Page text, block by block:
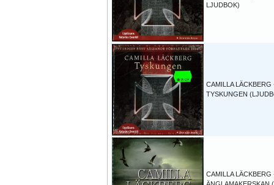
LJUDBOK)
CAMILLA LÄCKBERG
TYSKUNGEN
CAMILLA LÄCKBERG